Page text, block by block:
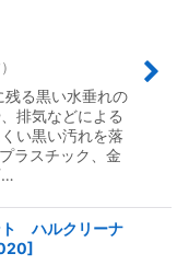
る黒い水垂れの
排気などによる
い黒い汚れを落
ラスチック、金
…
ハルクリーナ
]